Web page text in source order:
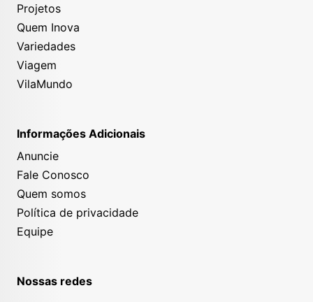
Projetos
Quem Inova
Variedades
Viagem
VilaMundo
Informações Adicionais
Anuncie
Fale Conosco
Quem somos
Política de privacidade
Equipe
Nossas redes